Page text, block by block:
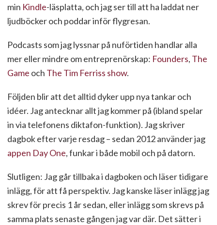
min Kindle-läsplatta, och jag ser till att ha laddat ner
ljudböcker och poddar inför flygresan.
Podcasts som jag lyssnar på nuförtiden handlar alla
mer eller mindre om entreprenörskap: Founders, The
Game och The Tim Ferriss show.
Följden blir att det alltid dyker upp nya tankar och
idéer. Jag antecknar allt jag kommer på (ibland spelar
in via telefonens diktafon-funktion). Jag skriver
dagbok efter varje resdag – sedan 2012 använder jag
appen Day One, funkar i både mobil och på datorn.
Slutligen: Jag går tillbaka i dagboken och läser tidigare
inlägg, för att få perspektiv. Jag kanske läser inlägg jag
skrev för precis 1 år sedan, eller inlägg som skrevs på
samma plats senaste gången jag var där. Det sätter i